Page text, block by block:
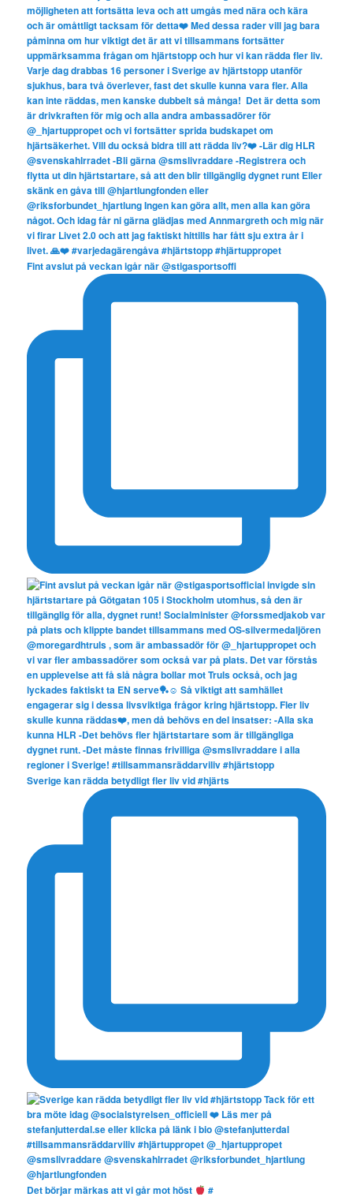
Fint avslut på veckan igår när @stigasportsoffi
Sverige kan rädda betydligt fler liv vid #hjärts
Det börjar märkas att vi går mot höst #